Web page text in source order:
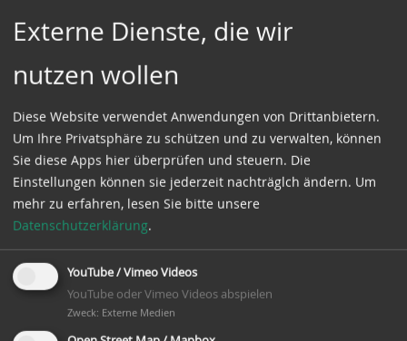
Schweger
Mühle:
Wehnachtsbäckerei
So 08.12.2024 13:00 -
Offenes Ende
Backen mit Kindern
und weihnachtliches
Heimathaus
Feldmühle in
Vorweihnachtliches
Externe Dienste, die wir
nutzen wollen
Diese Website verwendet Anwendungen von Drittanbietern.
Um Ihre Privatsphäre zu schützen und zu verwalten, können
Sie diese Apps hier überprüfen und steuern. Die
Einstellungen können sie jederzeit nachträglch ändern. Um
mehr zu erfahren, lesen Sie bitte unsere
Datenschutzerklärung.
YouTube / Vimeo Videos
YouTube oder Vimeo Videos abspielen
Zweck: Externe Medien